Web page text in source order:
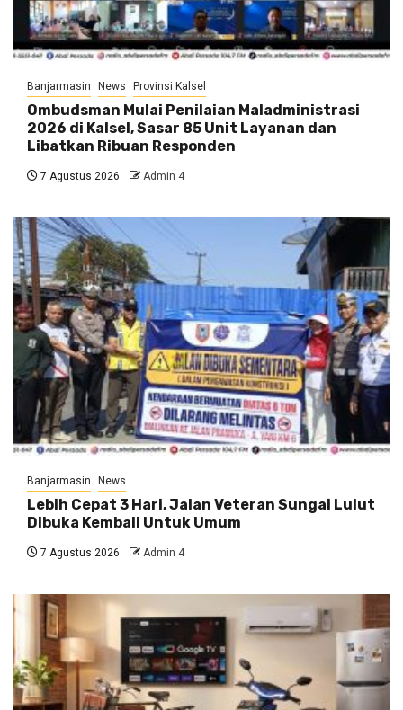
Banjarmasin News Provinsi Kalsel
Ombudsman Mulai Penilaian Maladministrasi
2026 di Kalsel, Sasar 85 Unit Layanan dan
Libatkan Ribuan Responden
7 Agustus 2026 Admin 4
Banjarmasin News
Lebih Cepat 3 Hari, Jalan Veteran Sungai Lulut
Dibuka Kembali Untuk Umum
7 Agustus 2026 Admin 4